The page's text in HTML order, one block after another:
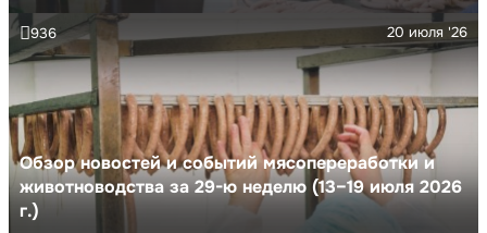
Обзор новостей и событий мясопереработки и
животноводства за 29-ю неделю (13–19 июля 2026
г.)
20 июля '26
936